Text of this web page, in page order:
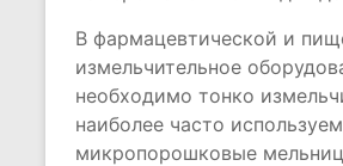
В фармацевтической и
измельчительное
необходимо тонко
наиболее часто
микропорошковые